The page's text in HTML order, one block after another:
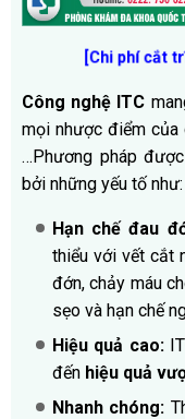
[Chi phí cắt
Công nghệ ITC
mọi nhược điểm của
…Phương pháp
bởi những yếu tố như:
Hạn chế đau
thiểu với vết cắt
đớn, chảy máu
sẹo và hạn chế
Hiệu quả cao:
đến hiệu quả
Nhanh chóng: